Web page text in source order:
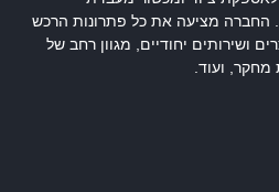
החברה מציעה את כל פתרונות הרכש
ושירותים יחודיים, מגוון רחב של
מחקר, ועוד.